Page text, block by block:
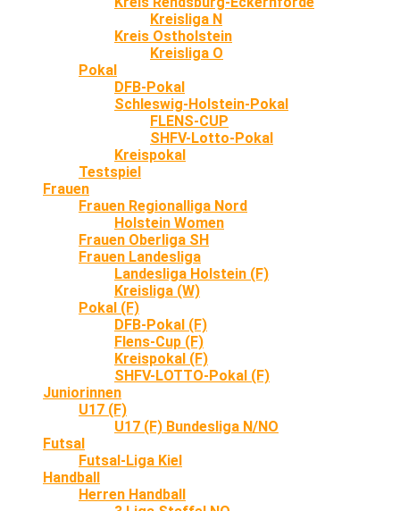
Kreisliga N
Kreis Ostholstein
Kreisliga O
Pokal
DFB-Pokal
Schleswig-Holstein-Pokal
FLENS-CUP
SHFV-Lotto-Pokal
Kreispokal
Testspiel
Frauen
Frauen Regionalliga Nord
Holstein Women
Frauen Oberliga SH
Frauen Landesliga
Landesliga Holstein (F)
Kreisliga (W)
Pokal (F)
DFB-Pokal (F)
Flens-Cup (F)
Kreispokal (F)
SHFV-LOTTO-Pokal (F)
Juniorinnen
U17 (F)
U17 (F) Bundesliga N/NO
Futsal
Futsal-Liga Kiel
Handball
Herren Handball